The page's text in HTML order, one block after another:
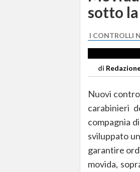
sotto
I CONTROLLI
di
Nuovi
carabinieri
compagnia
sviluppato
garantire
movida,